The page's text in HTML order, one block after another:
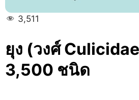
3,511
ยุง (วงศ์
3,500 ชนิด